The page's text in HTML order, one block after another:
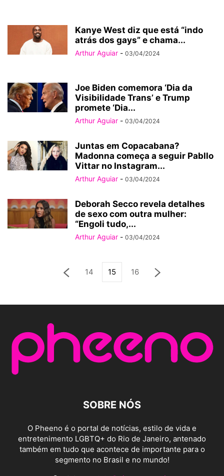
Kanye West diz que está “indo
atrás dos gays” e chama...
Arthur Aguiar - 03/04/2024
Joe Biden comemora ‘Dia da
Visibilidade Trans’ e Trump
promete ‘Dia...
Arthur Aguiar - 03/04/2024
Juntas em Copacabana?
Madonna começa a seguir Pabllo
Vittar no Instagram...
Arthur Aguiar - 03/04/2024
Deborah Secco revela detalhes
de sexo com outra mulher:
“Engoli tudo,...
Arthur Aguiar - 03/04/2024
14 15 16
SOBRE NÓS
O Pheeno é o portal de notícias, estilo de vida e
entretenimento LGBTQ+ do Rio de Janeiro, antenado
também em tudo que acontece de importante para o
segmento no Brasil e no mundo!